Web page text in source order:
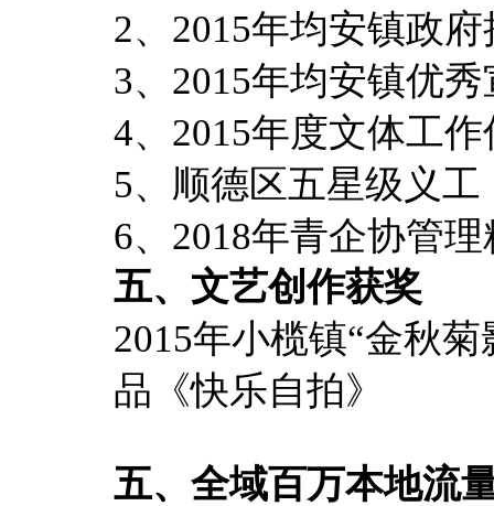
2、2015年均安镇政
3、2015年均安镇优
4、2015年度文体工
5、顺德区五星级义
6、2018年青企协管
五、文艺创作获奖
2015年小榄镇“金秋
品《快乐自拍》
五、全域百万本地流